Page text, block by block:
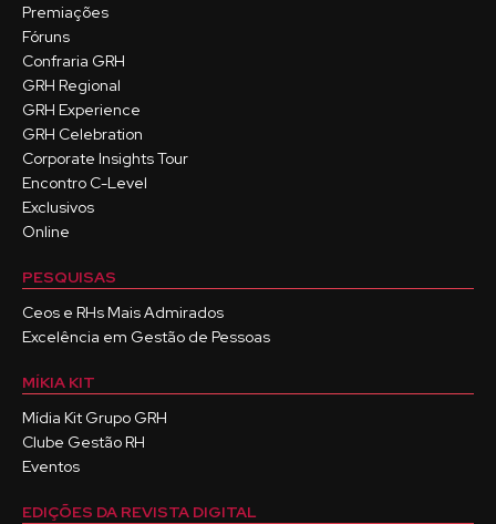
Premiações
Fóruns
Confraria GRH
GRH Regional
GRH Experience
GRH Celebration
Corporate Insights Tour
Encontro C-Level
Exclusivos
Online
PESQUISAS
Ceos e RHs Mais Admirados
Excelência em Gestão de Pessoas
MÍKIA KIT
Mídia Kit Grupo GRH
Clube Gestão RH
Eventos
EDIÇÕES DA REVISTA DIGITAL